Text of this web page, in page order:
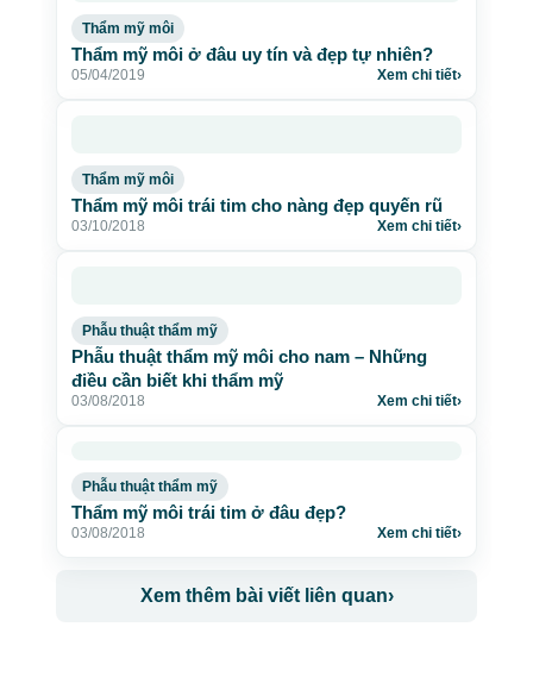
Thẩm mỹ môi
Thẩm mỹ môi ở đâu uy tín và đẹp tự nhiên?
05/04/2019 Xem chi tiết›
Thẩm mỹ môi
Thẩm mỹ môi trái tim cho nàng đẹp quyến rũ
03/10/2018 Xem chi tiết›
Phẫu thuật thẩm mỹ
Phẫu thuật thẩm mỹ môi cho nam – Những
điều cần biết khi thẩm mỹ
03/08/2018 Xem chi tiết›
Phẫu thuật thẩm mỹ
Thẩm mỹ môi trái tim ở đâu đẹp?
03/08/2018 Xem chi tiết›
Xem thêm bài viết liên quan›